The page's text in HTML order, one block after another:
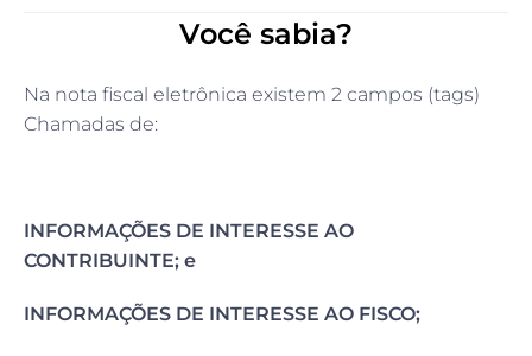
Você sabia?
Na nota fiscal eletrônica existem 2 campos (tags)
Chamadas de:
INFORMAÇÕES DE INTERESSE AO
CONTRIBUINTE; e
INFORMAÇÕES DE INTERESSE AO FISCO;